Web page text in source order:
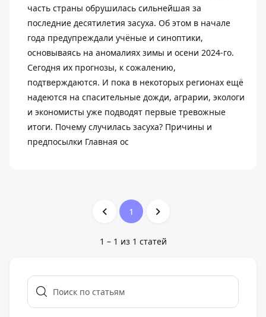
часть страны обрушилась сильнейшая за
последние десятилетия засуха. Об этом в начале
года предупреждали учёные и синоптики,
основываясь на аномалиях зимы и осени 2024-го.
Сегодня их прогнозы, к сожалению,
подтверждаются. И пока в некоторых регионах ещё
надеются на спасительные дожди, аграрии, экологи
и экономисты уже подводят первые тревожные
итоги. Почему случилась засуха? Причины и
предпосылки Главная ос
1
1 – 1 из 1 статей